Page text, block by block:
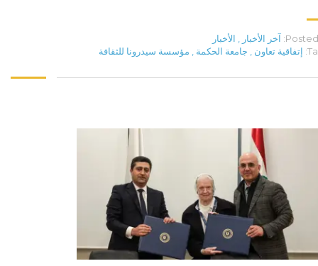
Posted آخر الأخبار , الأخبار
إتفاقية تعاون , جامعة الحكمة , مؤسسة سيدرونا للثقافة